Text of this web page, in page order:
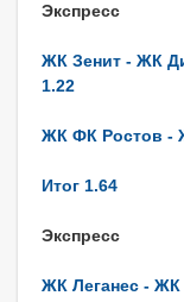
Экспресс
ЖК Зенит - ЖК
1.22
ЖК ФК Ростов -
Итог 1.64
Экспресс
ЖК Леганес - ЖК